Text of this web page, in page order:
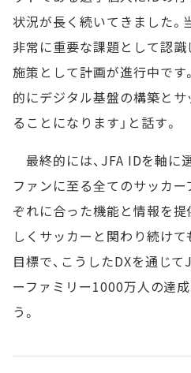
状況が長く続いてきました。
非常に重要な課題として認識
施策として計画が進行中で
的にデジタル基盤の構築と
ることになります」と話す。
最終的には、JFA IDを軸に
ファンに至る全てのサッカ
ぞれに合った機能と情報を提
しくサッカーと関わり続け
目標で、こうしたDXを通じ
ーファミリー1000万人の達
う。